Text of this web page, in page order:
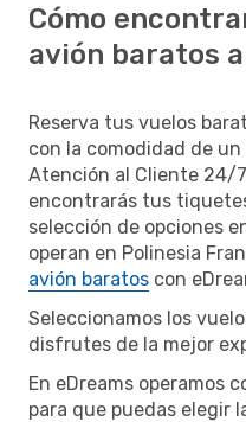
Cómo
avión baratos
Reserva tus vuelos
con la comodidad de
Atención al Cliente 24/
encontrarás tus
selección de opciones
operan en Polinesia
avión baratos con
Seleccionamos los
disfrutes de la mejor
En eDreams operamos
para que puedas elegir